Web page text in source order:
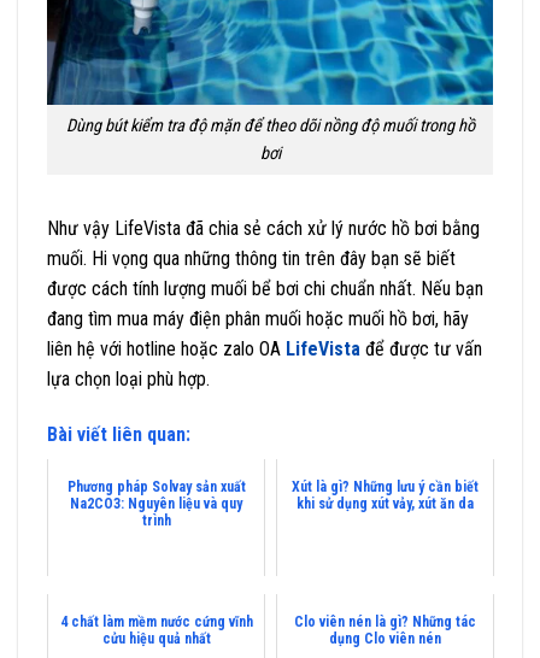
Dùng bút kiểm tra độ mặn để theo dõi nồng độ muối trong hồ
bơi
Như vậy LifeVista đã chia sẻ cách xử lý nước hồ bơi bằng
muối. Hi vọng qua những thông tin trên đây bạn sẽ biết
được cách tính lượng muối bể bơi chi chuẩn nhất. Nếu bạn
đang tìm mua máy điện phân muối hoặc muối hồ bơi, hãy
liên hệ với hotline hoặc zalo OA LifeVista để được tư vấn
lựa chọn loại phù hợp.
Bài viết liên quan:
Phương pháp Solvay sản xuất
Na2CO3: Nguyên liệu và quy
trình
Xút là gì? Những lưu ý cần biết
khi sử dụng xút vảy, xút ăn da
4 chất làm mềm nước cứng vĩnh
cửu hiệu quả nhất
Clo viên nén là gì? Những tác
dụng Clo viên nén